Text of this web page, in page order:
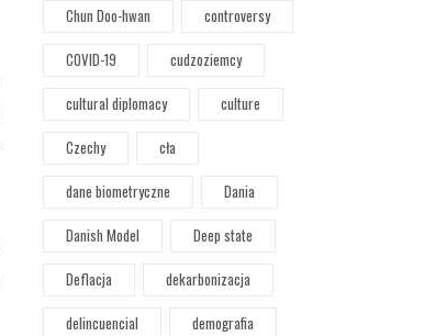
Chun Doo-hwan
controversy
COVID-19
cudzoziemcy
cultural diplomacy
culture
Czechy
cła
dane biometryczne
Dania
Danish Model
Deep state
Deflacja
dekarbonizacja
delincuencial
demografia